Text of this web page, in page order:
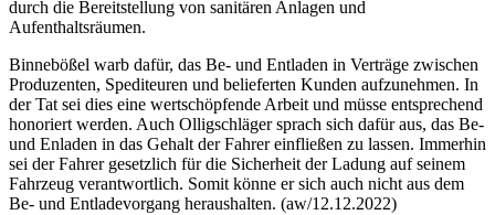
durch die Bereitstellung von sanitären Anlagen und
Aufenthaltsräumen.
Binnebößel warb dafür, das Be- und Entladen in Verträge zwischen
Produzenten, Spediteuren und belieferten Kunden aufzunehmen. In
der Tat sei dies eine wertschöpfende Arbeit und müsse entsprechend
honoriert werden. Auch Olligschläger sprach sich dafür aus, das Be-
und Enladen in das Gehalt der Fahrer einfließen zu lassen. Immerhin
sei der Fahrer gesetzlich für die Sicherheit der Ladung auf seinem
Fahrzeug verantwortlich. Somit könne er sich auch nicht aus dem
Be- und Entladevorgang heraushalten. (aw/12.12.2022)